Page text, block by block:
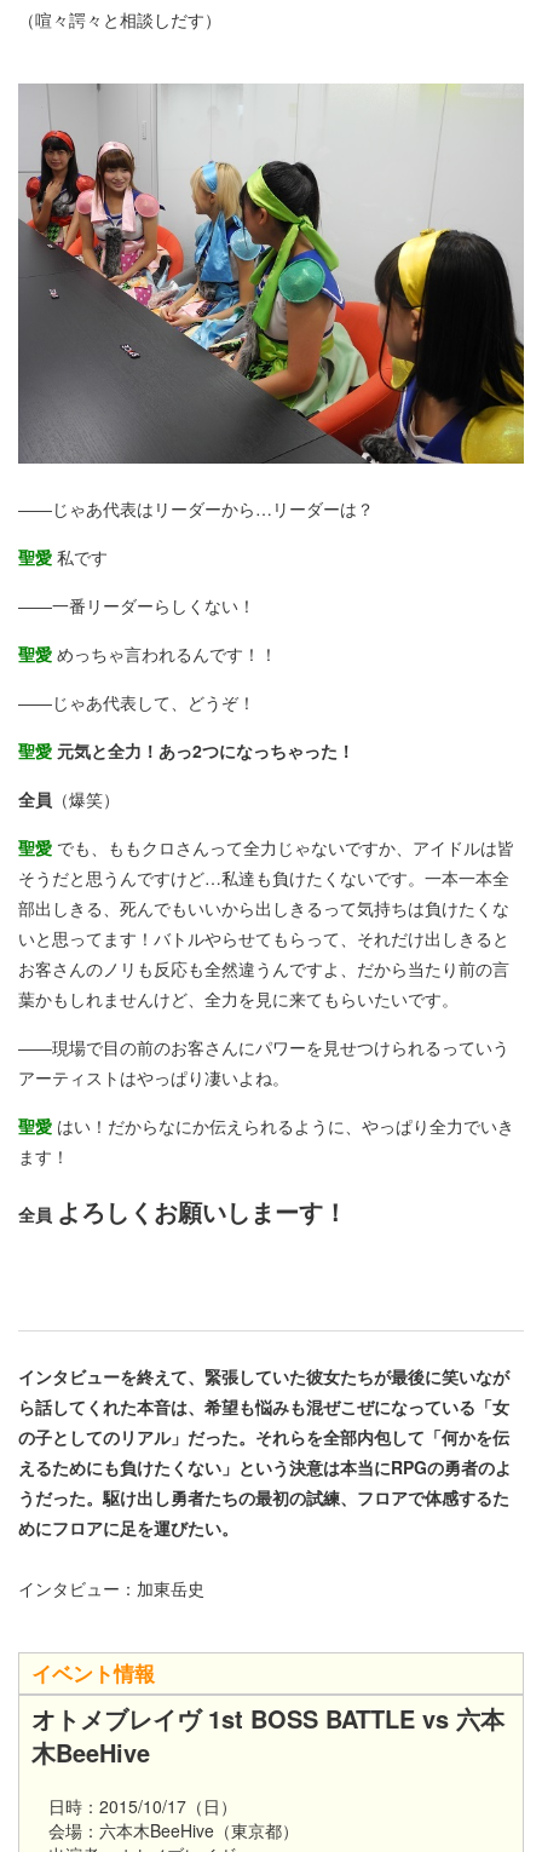
（喧々諤々と相談しだす）
――じゃあ代表はリーダーから…リーダーは？
聖愛 私です
――一番リーダーらしくない！
聖愛 めっちゃ言われるんです！！
――じゃあ代表して、どうぞ！
聖愛 元気と全力！あっ2つになっちゃった！
全員 （爆笑）
聖愛 でも、ももクロさんって全力じゃないですか、アイドルは皆
そうだと思うんですけど…私達も負けたくないです。一本一本全
部出しきる、死んでもいいから出しきるって気持ちは負けたくな
いと思ってます！バトルやらせてもらって、それだけ出しきると
お客さんのノリも反応も全然違うんですよ、だから当たり前の言
葉かもしれませんけど、全力を見に来てもらいたいです。
――現場で目の前のお客さんにパワーを見せつけられるっていう
アーティストはやっぱり凄いよね。
聖愛 はい！だからなにか伝えられるように、やっぱり全力でいき
ます！
全員 よろしくお願いしまーす！
インタビューを終えて、緊張していた彼女たちが最後に笑いなが
ら話してくれた本音は、希望も悩みも混ぜこぜになっている「女
の子としてのリアル」だった。それらを全部内包して「何かを伝
えるためにも負けたくない」という決意は本当にRPGの勇者のよ
うだった。駆け出し勇者たちの最初の試練、フロアで体感するた
めにフロアに足を運びたい。
インタビュー：加東岳史
イベント情報
オトメブレイヴ 1st BOSS BATTLE vs 六本
木BeeHive
日時：2015/10/17（日）
会場：六本木BeeHive（東京都）